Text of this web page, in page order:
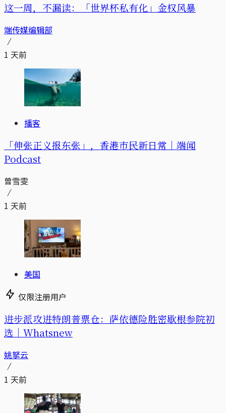
这一周，不漏读：「世界杯私有化」金权风暴
端传媒编辑部
1 天前
播客
「伸张正义报东张」，香港市民新日常｜端闻
Podcast
曾雪雯
1 天前
美国
仅限注册用户
进步派攻进特朗普票仓：萨依德险胜密歇根参院初
选｜Whatsnew
姚拏云
1 天前